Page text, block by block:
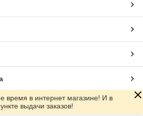
Satu.kz
время в интернет магазине! И в
выдачи заказов!